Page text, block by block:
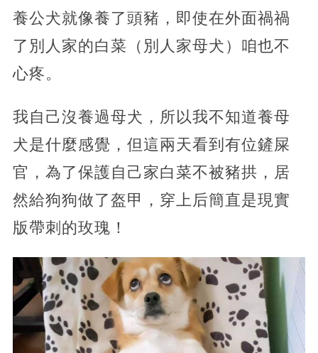
養公犬就像養了頭豬，即使在外面禍禍
了別人家的白菜（別人家母犬）咱也不
心疼。
我自己沒養過母犬，所以我不知道養母
犬是什麼感覺，但這兩天看到有位鏟屎
官，為了保護自己家白菜不被豬拱，居
然給狗狗做了盔甲，穿上后簡直是現實
版帶刺的玫瑰！